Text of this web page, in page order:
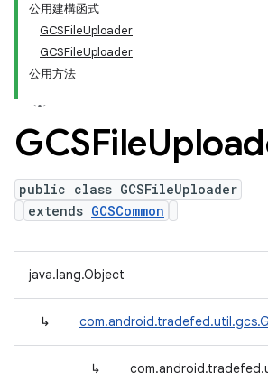
公用建構函式
GCSFileUploader
GCSFileUploader
公用方法
GCSFile
public class GCSFileUploader
extends GCSCommon
java.lang.Object
↳
↳